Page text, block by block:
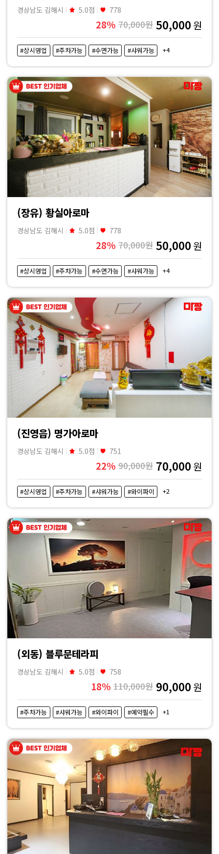
경상남도 김해시 5.0점 778
28% 70,000원 50,000 원
#상시영업 #주차가능 #수면가능 #샤워가능 +4
(장유) 황실아로마
경상남도 김해시 5.0점 778
28% 70,000원 50,000 원
#상시영업 #주차가능 #수면가능 #샤워가능 +4
(진영읍) 명가아로마
경상남도 김해시 5.0점 751
22% 90,000원 70,000 원
#상시영업 #주차가능 #샤워가능 #와이파이 +2
(외동) 블루문테라피
경상남도 김해시 5.0점 758
18% 110,000원 90,000 원
#주차가능 #샤워가능 #와이파이 #예약필수 +1